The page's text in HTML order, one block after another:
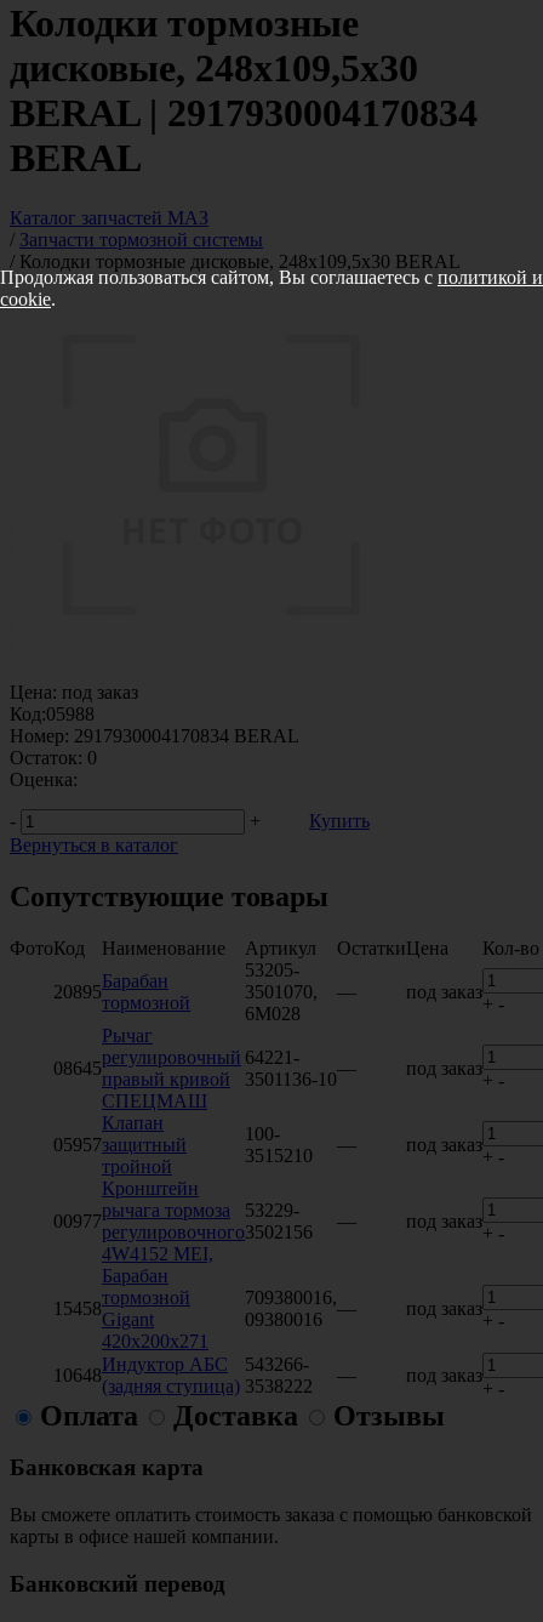
Колодки тормозные
дисковые, 248х109,5х30
BERAL | 2917930004170834
BERAL
Каталог запчастей МАЗ
/ Запчасти тормозной системы
/ Колодки тормозные дисковые, 248х109,5х30 BERAL
Цена: под заказ
Код:05988
Номер: 2917930004170834 BERAL
Остаток: 0
Оценка:
-
+
Купить
Вернуться в каталог
Сопутствующие товары
ФотоКод Наименование Артикул ОстаткиЦена Кол-во
20895
Барабан
тормозной
53205-
3501070,
6M028
— под заказ
+ -
08645
Рычаг
регулировочный
правый кривой
СПЕЦМАШ
64221-
3501136-10
— под заказ
+ -
05957
Клапан
защитный
тройной
100-
3515210
— под заказ
+ -
00977
Кронштейн
рычага тормоза
регулировочного
4W4152 MEI,
53229-
3502156
— под заказ
+ -
15458
Барабан
тормозной
Gigant
420х200х271
709380016,
09380016
— под заказ
+ -
10648
Индуктор АБС
(задняя ступица)
543266-
3538222
— под заказ
+ -
Оплата Доставка Отзывы
Банковская карта
Вы сможете оплатить стоимость заказа с помощью банковской
карты в офисе нашей компании.
Банковский перевод
Продолжая пользоваться сайтом, Вы соглашаетесь с политикой
cookie.